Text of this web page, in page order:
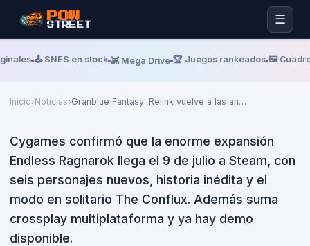
POW
STREET ☰
🕹️ SNES en stock 👾 Mega Drive 🏆 Juegos rankeados 🖼️
Inicio›Noticias›Granblue Fantasy: Relink vuelve a las an…
CYGAMES
Granblue Fantasy: Relink vuelve
a las andadas: la expansión
Endless Ragnarok ya tiene
fecha y demo
Cygames confirmó que la enorme expansión
Endless Ragnarok llega el 9 de julio a Steam, con
seis personajes nuevos, historia inédita y el
modo en solitario The Conflux. Además suma
crossplay multiplataforma y ya hay demo
disponible.